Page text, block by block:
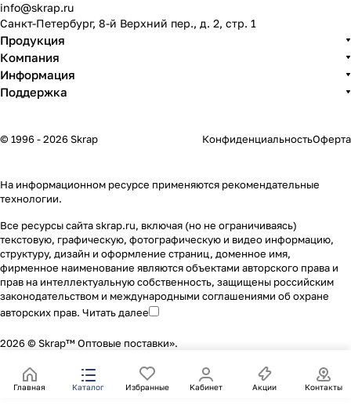
info@skrap.ru
Санкт-Петербург, 8-й Верхний пер., д. 2, стр. 1
Продукция
Компания
Информация
Поддержка
© 1996 - 2026 Skrap КонфиденциальностьОферта
На информационном ресурсе применяются рекомендательные
технологии.
Все ресурсы сайта skrap.ru, включая (но не ограничиваясь)
текстовую, графическую, фотографическую и видео информацию,
структуру, дизайн и оформление страниц, доменное имя,
фирменное наименование являются объектами авторского права и
прав на интеллектуальную собственность, защищены российским
законодательством и международными соглашениями об охране
авторских прав. Читать далее
2026 © Skrap™ Оптовые поставки».
Главная Каталог Избранные Кабинет Акции Контакты